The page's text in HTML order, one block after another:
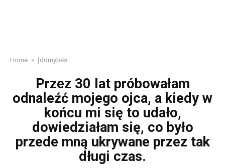
Home » Įdomybės
Przez 30 lat próbowałam
odnaleźć mojego ojca, a kiedy w
końcu mi się to udało,
dowiedziałam się, co było
przede mną ukrywane przez tak
długi czas.